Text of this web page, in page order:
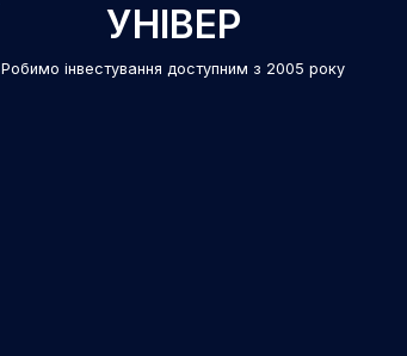
УНІВЕР
Робимо інвестування доступним з 2005 року